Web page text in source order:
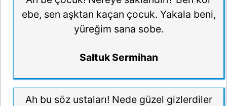
ebe, sen aşktan kaçan çocuk. Yakala beni,
yüreğim sana sobe.
Saltuk Sermihan
Ah bu söz ustaları! Nede güzel gizlerdiler